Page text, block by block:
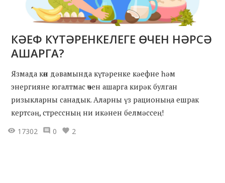
КӘЕФ КҮТӘРЕНКЕЛЕГЕ ӨЧЕН НӘРСӘ
АШАРГА?
Язмада көн дәвамында күтәренке кәефне һәм
энергияне югалтмас өчен ашарга кирәк булган
ризыкларны санадык. Аларны үз рационыңа ешрак
кертсәң, стрессның ни икәнен белмәссең!
17302
0 2